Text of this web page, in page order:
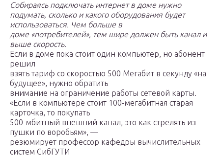
Собираясь подключать интернет в доме нужно
подумать, сколько и какого оборудования будет
использоваться. Чем больше в
доме «потребителей», тем шире должен быть канал и
выше скорость.
Если в доме пока стоит один компьютер, но абонент
решил
взять тариф со скоростью 500 Мегабит в секунду «на
будущее», нужно обратить
внимание на ограничение работы сетевой карты.
«Если в компьютере стоит 100-мегабитная старая
карточка, то покупать
500-мбитный внешний канал, это как стрелять из
пушки по воробьям», —
резюмирует профессор кафедры вычислительных
систем СибГУТИ